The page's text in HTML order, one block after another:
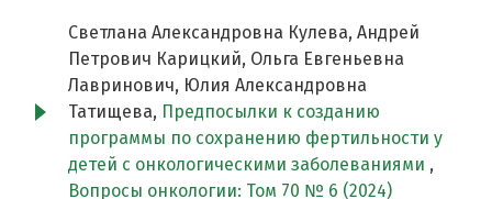
Светлана Александровна Кулева, Андрей
Петрович Карицкий, Ольга Евгеньевна
Лавринович, Юлия Александровна
Татищева, Предпосылки к созданию
программы по сохранению фертильности у
детей с онкологическими заболеваниями ,
Вопросы онкологии: Том 70 № 6 (2024)